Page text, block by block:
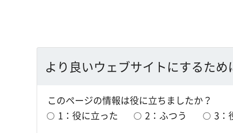
より良いウェブサイトにするた
このページの情報は役に立ちましたか？
1：役に立った
2：ふつう
3：